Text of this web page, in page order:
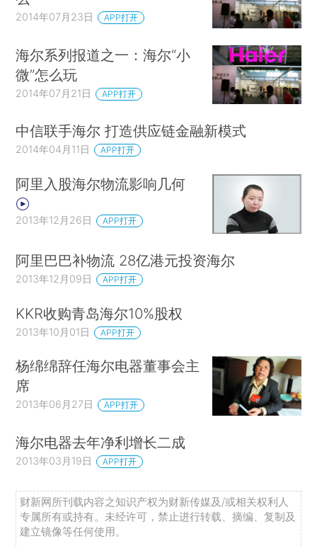
2014年07月23日 APP打开
海尔系列报道之一：海尔“小
微”怎么玩
2014年07月21日 APP打开
中信联手海尔 打造供应链金融新模式
2014年04月11日 APP打开
阿里入股海尔物流影响几何
2013年12月26日 APP打开
阿里巴巴补物流 28亿港元投资海尔
2013年12月09日 APP打开
KKR收购青岛海尔10%股权
2013年10月01日 APP打开
杨绵绵辞任海尔电器董事会主
席
2013年06月27日 APP打开
海尔电器去年净利增长二成
2013年03月19日 APP打开
财新网所刊载内容之知识产权为财新传媒及/或相关权利人
专属所有或持有。未经许可，禁止进行转载、摘编、复制及
建立镜像等任何使用。